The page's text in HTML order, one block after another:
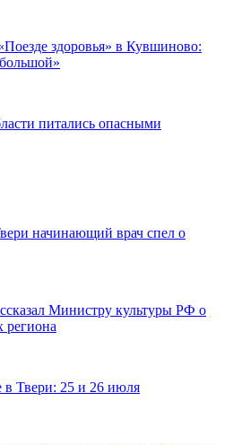
здоровья» в Кувшиново:
питались опасными
начинающий врач спел о
Министру культуры РФ о
региона
Твери: 25 и 26 июля